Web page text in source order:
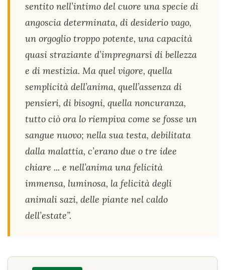
sentito nell’intimo del cuore una specie di
angoscia determinata, di desiderio vago,
un orgoglio troppo potente, una capacità
quasi straziante d’impregnarsi di bellezza
e di mestizia. Ma quel vigore, quella
semplicità dell’anima, quell’assenza di
pensieri, di bisogni, quella noncuranza,
tutto ciò ora lo riempiva come se fosse un
sangue nuovo; nella sua testa, debilitata
dalla malattia, c’erano due o tre idee
chiare ... e nell’anima una felicità
immensa, luminosa, la felicità degli
animali sazi, delle piante nel caldo
dell’estate”.